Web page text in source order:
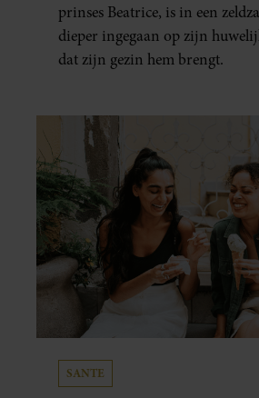
prinses Beatrice, is in een
dieper ingegaan op zijn
dat zijn gezin hem brengt.
SANTE